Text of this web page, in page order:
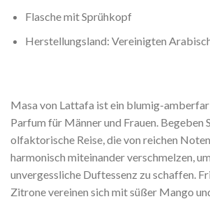
Flasche mit Sprühkopf
Herstellungsland: Vereinigten
Masa von Lattafa ist ein blumig-
Parfum für Männer und Frauen. Begeben
olfaktorische Reise, die von reichen
harmonisch miteinander verschmelzen,
unvergessliche Duftessenz zu schaffen.
Zitrone vereinen sich mit süßer Mango